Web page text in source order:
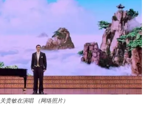
关贵敏在演唱 （网络照片）